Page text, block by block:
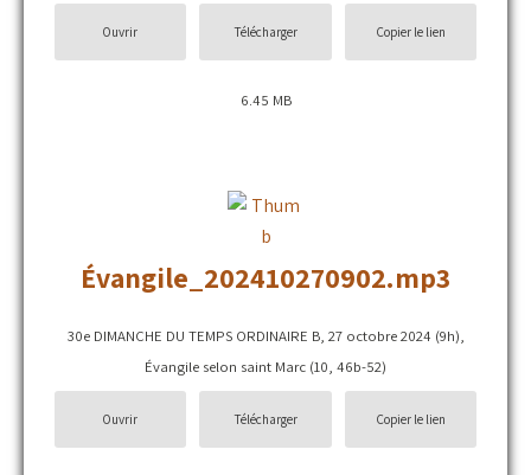
Ouvrir Télécharger Copier le lien
6.45 MB
Évangile_202410270902.mp3
30e DIMANCHE DU TEMPS ORDINAIRE B, 27 octobre 2024 (9h),
Évangile selon saint Marc (10, 46b-52)
Ouvrir Télécharger Copier le lien